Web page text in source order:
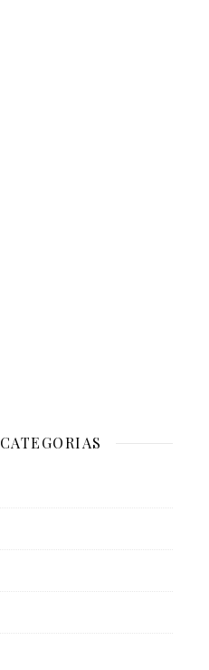
CATEGORIAS